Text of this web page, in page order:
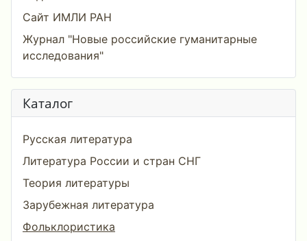
Сайт ИМЛИ РАН
Журнал "Новые российские гуманитарные
исследования"
Каталог
Русская литература
Литература России и стран СНГ
Теория литературы
Зарубежная литература
Фольклористика